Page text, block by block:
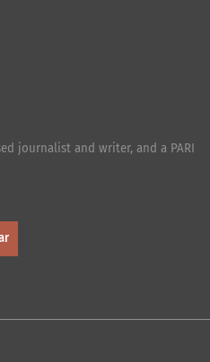
journalist and writer, and a PARI